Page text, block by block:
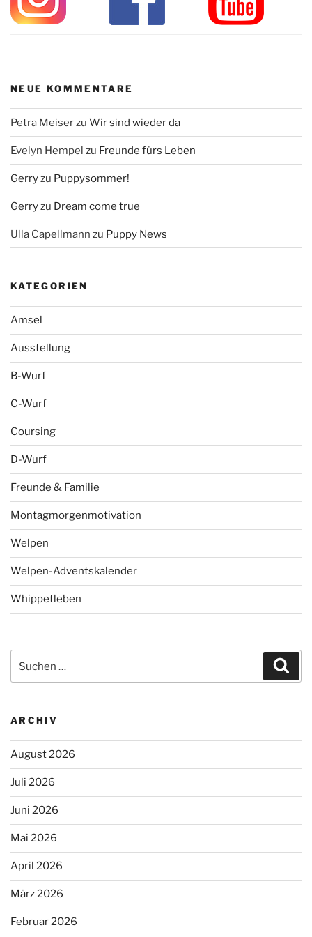
NEUE KOMMENTARE
Petra Meiserzu Wir sind wieder da
Evelyn Hempel zu Freunde fürs Leben
Gerryzu Puppysommer!
Gerryzu Dream come true
Ulla Capellmann zu Puppy News
KATEGORIEN
Amsel
Ausstellung
B-Wurf
C-Wurf
Coursing
D-Wurf
Freunde & Familie
Montagmorgenmotivation
Welpen
Welpen-Adventskalender
Whippetleben
nach:
ARCHIV
August 2026
Juli 2026
Juni 2026
Mai 2026
April 2026
März 2026
Februar 2026